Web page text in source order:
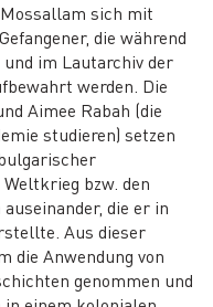
sich mit
die während
im Lautarchiv der
werden. Die
Aimee Rabah (die
studieren) setzen
bzw. den
die er in
Aus dieser
die Anwendung von
genommen und